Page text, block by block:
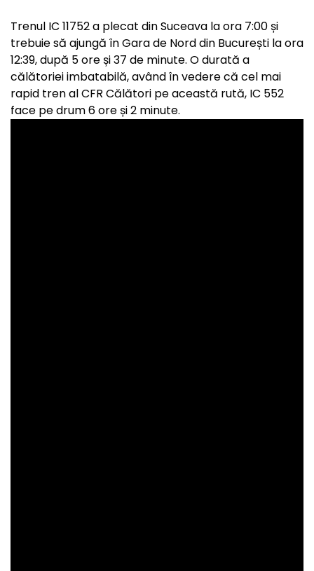
Trenul IC 11752 a plecat din Suceava la ora 7:00 și
trebuie să ajungă în Gara de Nord din București la ora
12:39, după 5 ore și 37 de minute. O durată a
călătoriei imbatabilă, având în vedere că cel mai
rapid tren al CFR Călători pe această rută, IC 552
face pe drum 6 ore și 2 minute.